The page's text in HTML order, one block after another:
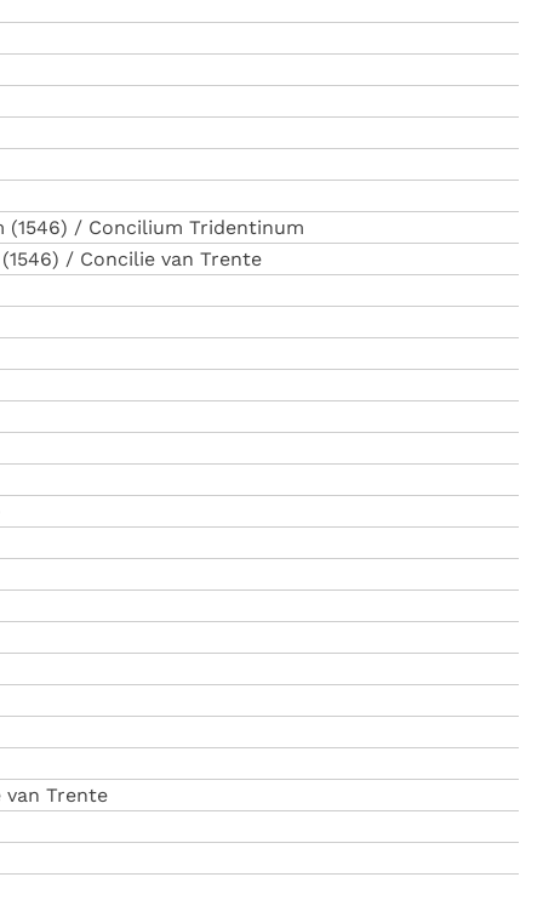
/ Concilium Tridentinum
/ Concilie van Trente
van Trente